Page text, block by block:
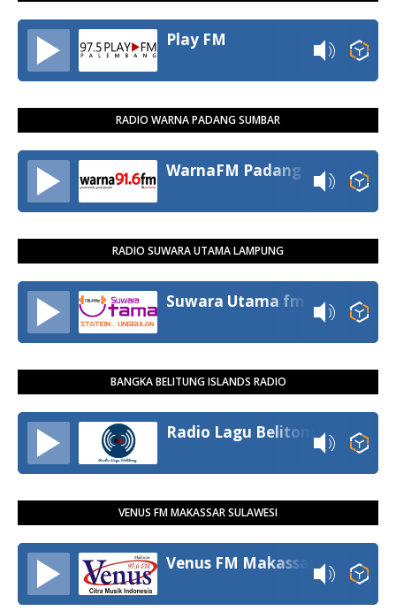
Play FM
RADIO WARNA PADANG SUMBAR
WarnaFM Padang
RADIO SUWARA UTAMA LAMPUNG
Suwara Utama fm
BANGKA BELITUNG ISLANDS RADIO
Radio Lagu Belitong
VENUS FM MAKASSAR SULAWESI
Venus FM Makassar